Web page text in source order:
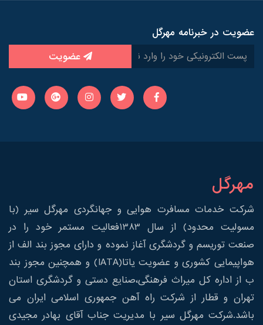
عضویت در خبرنامه مهرگل
عضویت
مهرگل
شرکت خدمات مسافرت هوایی و جهانگردی مهرگل سیر (با
مسولیت محدود) از سال 1383فعالیت مستمر خود را در
صنعت توریسم و گردشگری آغاز نموده و دارای مجوز بند الف از
هواپیمایی کشوری و عضویت یاتا(IATA) و همچنین مجوز بند
ب از اداره کل میراث فرهنگی،صنایع دستی و گردشگری استان
تهران و قطار از شرکت راه آهن جمهوری اسلامی ایران می
باشد.شرکت مهرگل سیر با مدیریت جناب آقای بهادر مجیدی